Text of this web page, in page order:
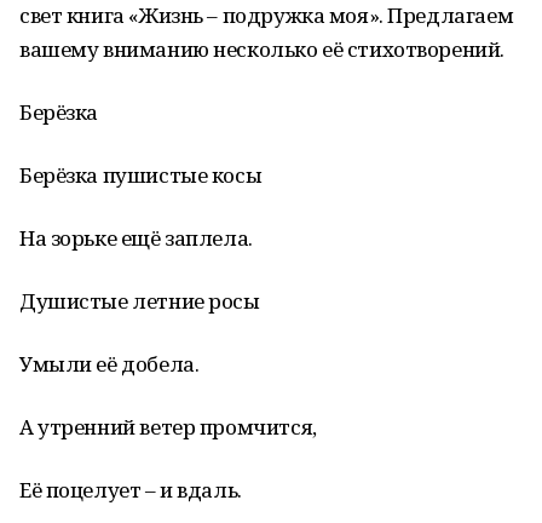
свет книга «Жизнь – подружка моя». Предлагаем
вашему вниманию несколько её стихотворений.
Берёзка
Берёзка пушистые косы
На зорьке ещё заплела.
Душистые летние росы
Умыли её добела.
А утренний ветер промчится,
Её поцелует – и вдаль.